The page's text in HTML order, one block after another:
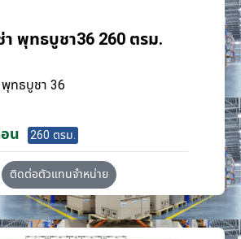
า พุทธบูชา36 260 ตรม.
ทธบูชา 36
น 260 ตรม.
ติดต่อตัวแทนจำหน่าย